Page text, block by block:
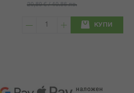
20,89 € / 40.86 лв.
КУПИ